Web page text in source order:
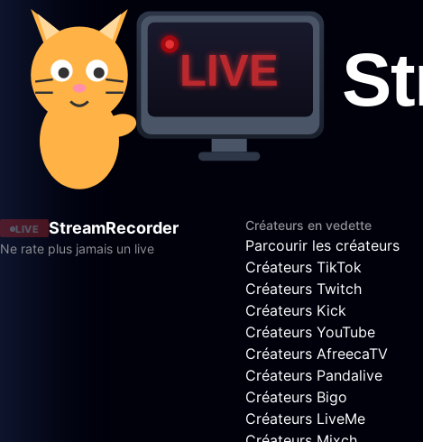
LIVE StreamRecorder
Ne rate plus jamais un live
Créateurs en vedette
Parcourir les créateurs
Créateurs TikTok
Créateurs Twitch
Créateurs Kick
Créateurs YouTube
Créateurs AfreecaTV
Créateurs Pandalive
Créateurs Bigo
Créateurs LiveMe